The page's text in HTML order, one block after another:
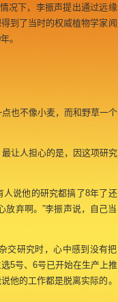
况下，李振声提出通过远缘
到了当时的权威植物学家闻
。
也不像小麦，而和野草一个
让人担心的是，因这项研究
说他的研究都搞了8年了还
放弃啊。”李振声说，自己当
研究时，心中感到没有把
5号、6号已开始在生产上推
他的工作都是脱离实际的。